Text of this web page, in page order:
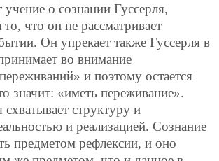
учение о сознании Гуссерля,
то, что он не рассматривает
Он упрекает также Гуссерля в
во внимание
и поэтому остается
значит: «иметь переживание».
структуру и
и реализацией. Сознание
предметом рефлексии, и оно